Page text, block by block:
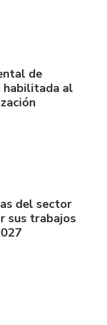
de
habilitada al
del sector
sus trabajos